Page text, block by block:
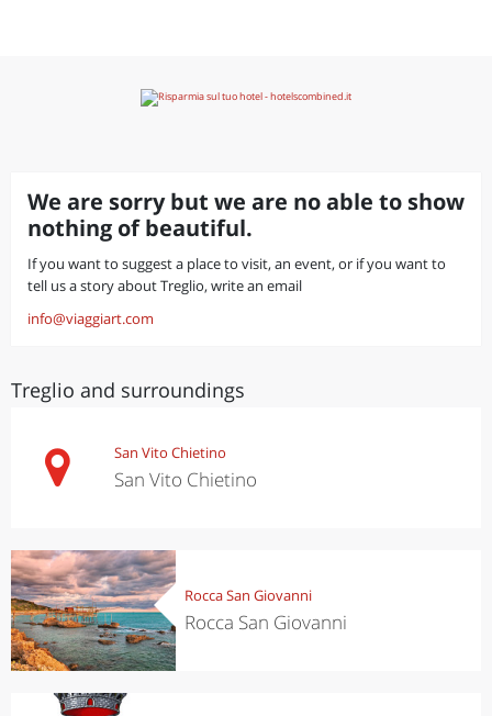
We are sorry but we are no able to show
nothing of beautiful.
If you want to suggest a place to visit, an event, or if you want to
tell us a story about Treglio, write an email
info@viaggiart.com
Treglio and surroundings
San Vito Chietino
San Vito Chietino
Rocca San Giovanni
Rocca San Giovanni